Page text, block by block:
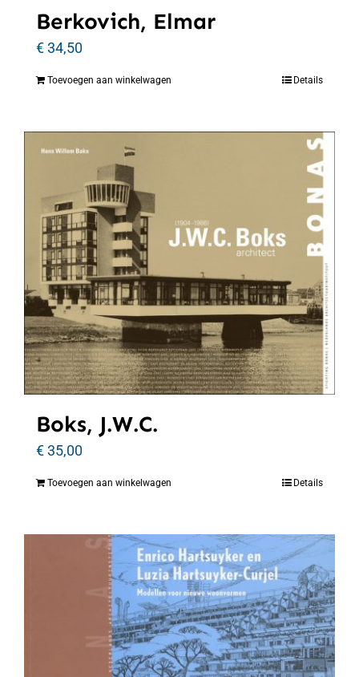
Berkovich, Elmar
€34,50
Toevoegen aan winkelwagen Details
Boks, J.W.C.
€35,00
Toevoegen aan winkelwagen Details